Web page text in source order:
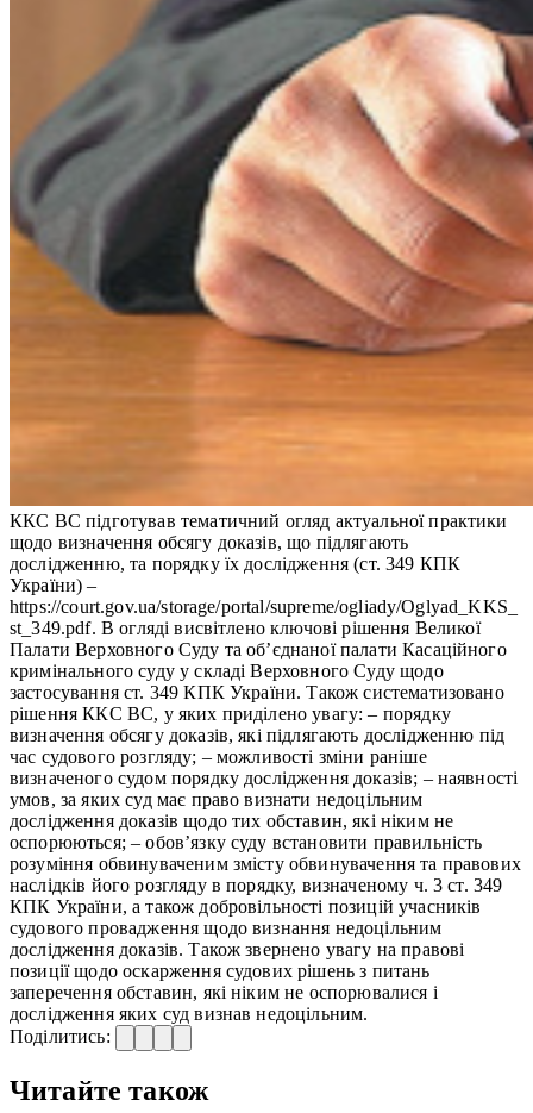
ККС ВС підготував тематичний огляд актуальної практики
щодо визначення обсягу доказів, що підлягають
дослідженню, та порядку їх дослідження (ст. 349 КПК
України) –
https://court.gov.ua/storage/portal/supreme/ogliady/Oglyad_KKS_
st_349.pdf. В огляді висвітлено ключові рішення Великої
Палати Верховного Суду та об’єднаної палати Касаційного
кримінального суду у складі Верховного Суду щодо
застосування ст. 349 КПК України. Також систематизовано
рішення ККС ВС, у яких приділено увагу: – порядку
визначення обсягу доказів, які підлягають дослідженню під
час судового розгляду; – можливості зміни раніше
визначеного судом порядку дослідження доказів; – наявності
умов, за яких суд має право визнати недоцільним
дослідження доказів щодо тих обставин, які ніким не
оспорюються; – обов’язку суду встановити правильність
розуміння обвинуваченим змісту обвинувачення та правових
наслідків його розгляду в порядку, визначеному ч. 3 ст. 349
КПК України, а також добровільності позицій учасників
судового провадження щодо визнання недоцільним
дослідження доказів. Також звернено увагу на правові
позиції щодо оскарження судових рішень з питань
заперечення обставин, які ніким не оспорювалися і
дослідження яких суд визнав недоцільним.
Поділитись:
Читайте також